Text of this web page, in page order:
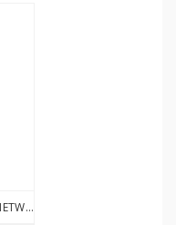
FLUKE MS2-KIT MICRO SCANNER NETWORKS TEST CIHAZI KITI